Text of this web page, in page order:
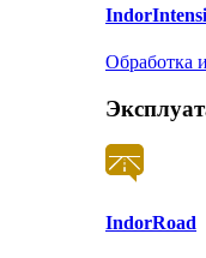
Indor
Обработка
IndorRoad